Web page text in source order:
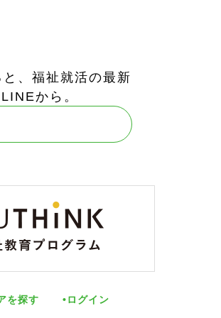
、福祉就活の最新
から。
を探す ログイン